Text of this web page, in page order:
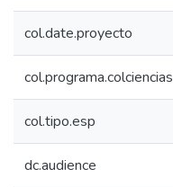
col.date.proyecto
col.programa.colciencias
col.tipo.esp
dc.audience